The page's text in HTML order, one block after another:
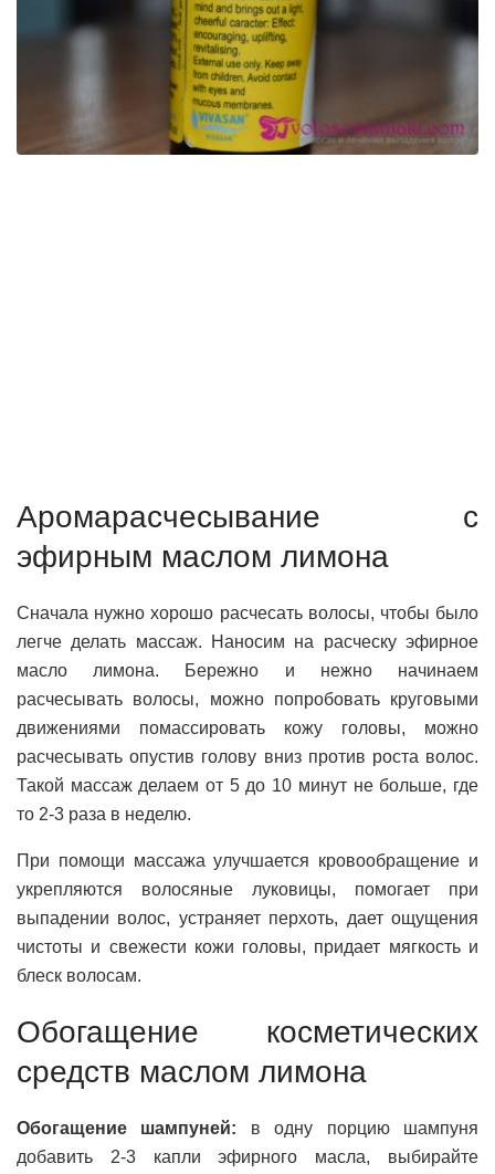
Аромарасчесывание с
эфирным маслом лимона
Сначала нужно хорошо расчесать волосы, чтобы было
легче делать массаж. Наносим на расческу эфирное
масло лимона. Бережно и нежно начинаем
расчесывать волосы, можно попробовать круговыми
движениями помассировать кожу головы, можно
расчесывать опустив голову вниз против роста волос.
Такой массаж делаем от 5 до 10 минут не больше, где
то 2-3 раза в неделю.
При помощи массажа улучшается кровообращение и
укрепляются волосяные луковицы, помогает при
выпадении волос, устраняет перхоть, дает ощущения
чистоты и свежести кожи головы, придает мягкость и
блеск волосам.
Обогащение косметических
средств маслом лимона
Обогащение шампуней: в одну порцию шампуня
добавить 2-3 капли эфирного масла, выбирайте